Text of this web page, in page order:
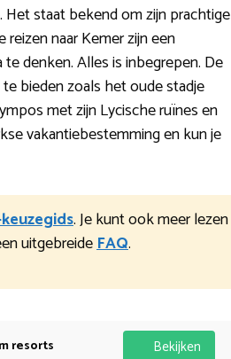
Het staat bekend om zijn prachtige
naar Kemer zijn een
denken. Alles is inbegrepen. De
bieden zoals het oude stadje
met zijn Lycische ruïnes en
vakantiebestemming en kun je
. Je kunt ook meer lezen
uitgebreideFAQ.
resorts Bekijken